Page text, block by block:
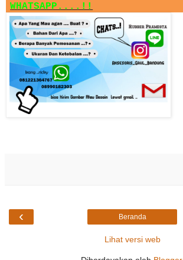
WHATSAPP....!!
‹ Beranda
Lihat versi web